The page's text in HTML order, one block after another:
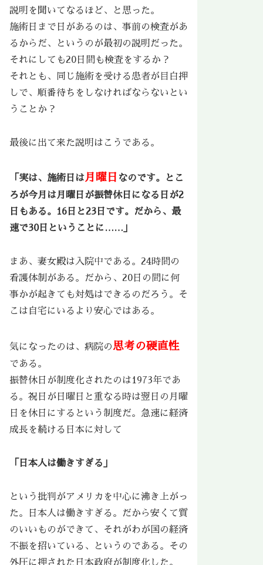
説明を聞いてなるほど、と思った。
施術日まで日があるのは、事前の検査があ
るからだ、というのが最初の説明だった。
それにしても20日間も検査をするか？
それとも、同じ施術を受ける患者が目白押
しで、順番待ちをしなければならないとい
うことか？
最後に出て来た説明はこうである。
「実は、施術日は月曜日 なのです。とこ
ろが今月は月曜日が振替休日になる日が2
日もある。16日と23日です。だから、最
速で30日ということに……」
まあ、妻女殿は入院中である。24時間の
看護体制がある。だから、20日の間に何
事かが起きても対処はできるのだろう。そ
こは自宅にいるより安心ではある。
気になったのは、病院の思考の硬直性
である。
振替休日が制度化されたのは1973年であ
る。祝日が日曜日と重なる時は翌日の月曜
日を休日にするという制度だ。急速に経済
成長を続ける日本に対して
「日本人は働きすぎる」
という批判がアメリカを中心に沸き上がっ
た。日本人は働きすぎる。だから安くて質
のいいものができて、それがわが国の経済
不振を招いている、というのである。その
外圧に押された日本政府が制度化した。